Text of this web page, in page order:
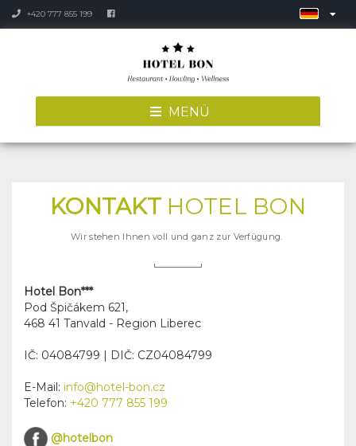
+420 777 855 199
MENÜ
KONTAKT HOTEL BON
Wir stehen Ihnen voll und ganz zur Verfügung.
Hotel Bon***
Pod Špičákem 621,
468 41 Tanvald - Region Liberec
IČ: 04084799 | DIČ: CZ04084799
E-Mail: info@hotel-bon.cz
Telefon: +420 777 855 199
@hotelbon